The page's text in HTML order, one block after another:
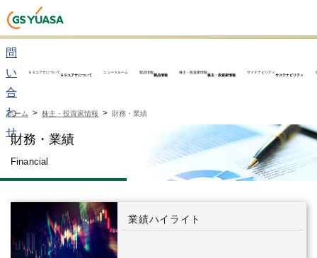
お
問
い
合
わ
せ
ＧＳユアサについて
ＧＳユアサについて
ニュースルーム 製品情報
製品情報
株主・投資家情報
株主・投資家情報
サステナビリティ
サステナビリティ
ホーム 株主・投資家情報 財務・業績
Financial
財務・業績
業績ハイライト